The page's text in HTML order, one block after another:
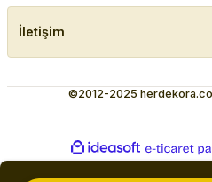
İletişim
©2012-2025
ideasoft